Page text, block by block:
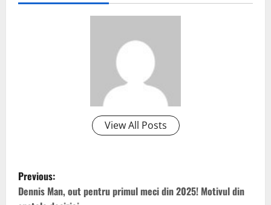
View All Posts
P
o
Previous:
Dennis Man, out pentru primul meci din 2025! Motivul din